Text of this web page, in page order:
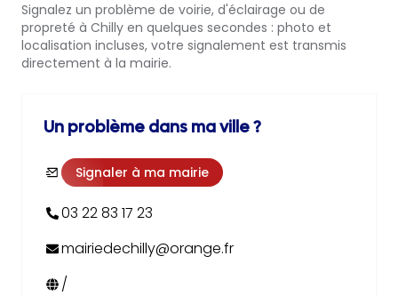
Signalez un problème de voirie, d'éclairage ou de
propreté à Chilly en quelques secondes : photo et
localisation incluses, votre signalement est transmis
directement à la mairie.
Un problème dans ma ville ?
Signaler à ma mairie
03 22 83 17 23
mairiedechilly@orange.fr
/